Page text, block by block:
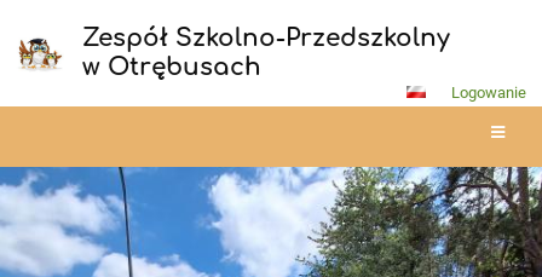
Zespół Szkolno-Przedszkolny
w Otrębusach
Logowanie
Strona
główna